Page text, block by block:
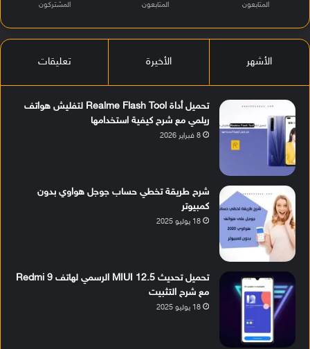
المتابعون المتابعون المشتركون
الأشهر الأخيرة تعليقات
تحميل أداة Realme Flash Tool لتفليش هواتف
ريلمي مع شرح كيفية استخدامها
8 فبراير 2026
شرح طريقة تخطي حساب جوجل هواوي بدون
كمبيوتر
18 يوليو 2025
تحميل تحديث MIUI 12.5 الرسمي لهاتف Redmi 9
مع شرح التثبيت
18 يوليو 2025